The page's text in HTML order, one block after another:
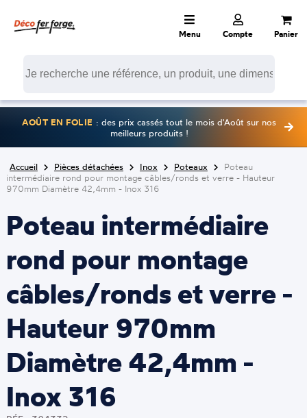
Menu Compte Panier
AOÛT EN FOLIE : des prix cassés tout le mois d'Août sur nos
meilleurs produits !
Accueil Pièces détachées Inox Poteaux
Poteau
intermédiaire rond pour montage câbles/ronds et verre - Hauteur
970mm Diamètre 42,4mm - Inox 316
Poteau intermédiaire
rond pour montage
câbles/ronds et verre -
Hauteur 970mm
Diamètre 42,4mm -
Inox 316